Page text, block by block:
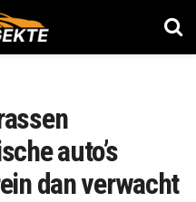
auto’s
dan verwacht